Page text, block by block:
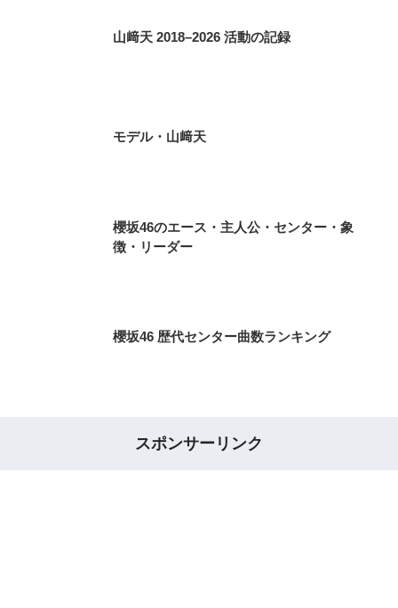
山﨑天 2018–2026 活動の記録
モデル・山﨑天
櫻坂46のエース・主人公・センター・象
徴・リーダー
櫻坂46 歴代センター曲数ランキング
スポンサーリンク